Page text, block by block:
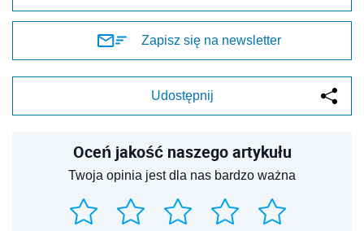
Zapisz się na newsletter
Udostępnij
Oceń jakość naszego artykułu
Twoja opinia jest dla nas bardzo ważna